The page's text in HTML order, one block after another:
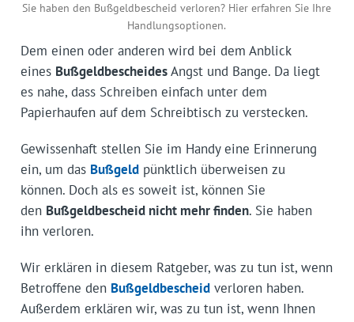
Sie haben den Bußgeldbescheid verloren? Hier erfahren Sie Ihre
Handlungsoptionen.
Dem einen oder anderen wird bei dem Anblick
eines BußgeldbescheidesAngst und Bange. Da liegt
es nahe, dass Schreiben einfach unter dem
Papierhaufen auf dem Schreibtisch zu verstecken.
Gewissenhaft stellen Sie im Handy eine Erinnerung
ein, um das Bußgeldpünktlich überweisen zu
können. Doch als es soweit ist, können Sie
den Bußgeldbescheid nicht mehr finden. Sie haben
ihn verloren.
Wir erklären in diesem Ratgeber, was zu tun ist, wenn
Betroffene den Bußgeldbescheidverloren haben.
Außerdem erklären wir, was zu tun ist, wenn Ihnen